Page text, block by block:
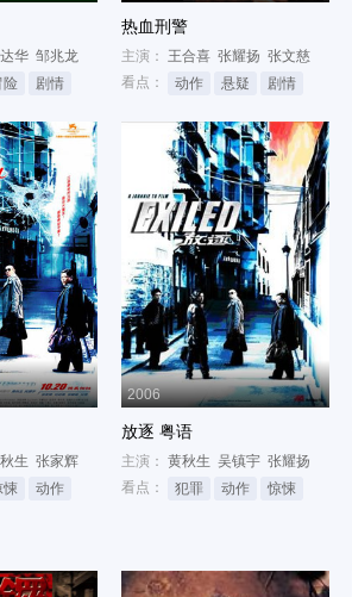
华 邹兆龙
险 剧情
热血刑警
主演： 王合喜 张耀扬 张文慈
看点：
动作 悬疑 剧情
生 张家辉
悚 动作
2006
放逐 粤语
主演： 黄秋生 吴镇宇 张耀扬
看点：
犯罪 动作 惊悚